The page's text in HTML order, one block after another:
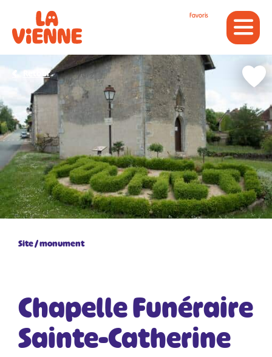
Favoris
Site / monument
Chapelle Funéraire
Sainte-Catherine
Retour